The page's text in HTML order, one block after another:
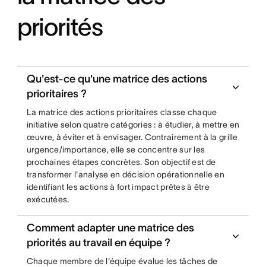
priorités
Qu'est-ce qu'une matrice des actions
prioritaires ?
La matrice des actions prioritaires classe chaque
initiative selon quatre catégories : à étudier, à mettre en
œuvre, à éviter et à envisager. Contrairement à la grille
urgence/importance, elle se concentre sur les
prochaines étapes concrètes. Son objectif est de
transformer l'analyse en décision opérationnelle en
identifiant les actions à fort impact prêtes à être
exécutées.
Comment adapter une matrice des
priorités au travail en équipe ?
Chaque membre de l'équipe évalue les tâches de